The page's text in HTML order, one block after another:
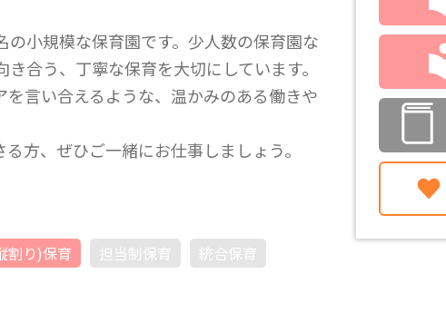
小規模な保育園です。少人数の保育園な
合う、丁寧な保育を大切にしています。
言い合えるような、温かみのある働きや
方、ぜひご一緒にお仕事しましょう。
割り)保育 担当制保育
統合保育